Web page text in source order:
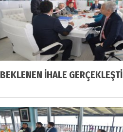
BEKLENEN İHALE GERÇEKLEŞTİ